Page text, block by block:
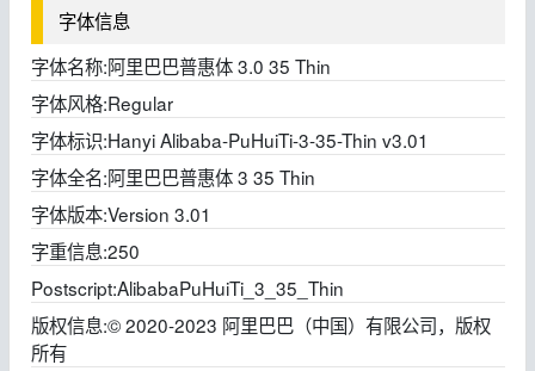
字体信息
字体名称:阿里巴巴普惠体 3.0 35 Thin
字体风格:Regular
字体标识:Hanyi Alibaba-PuHuiTi-3-35-Thin v3.01
字体全名:阿里巴巴普惠体 3 35 Thin
字体版本:Version 3.01
字重信息:250
Postscript:AlibabaPuHuiTi_3_35_Thin
版权信息:© 2020-2023 阿里巴巴（中国）有限公司，版权
所有